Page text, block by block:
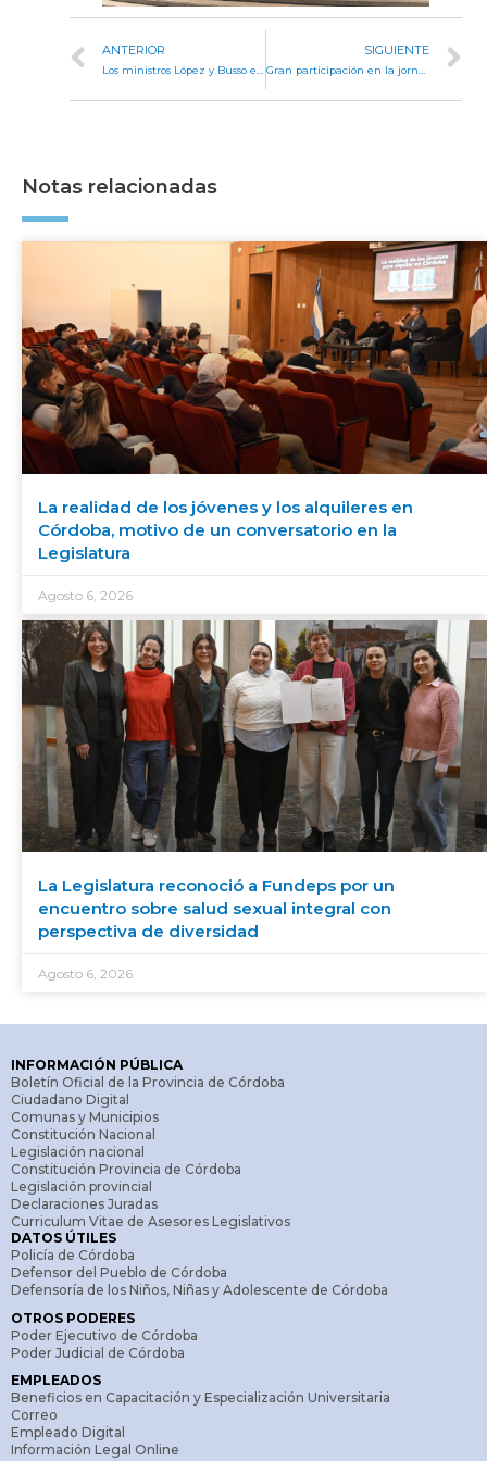
ANTERIOR
Los ministros López y Busso expusieron sobre Presupuesto 2021
SIGUIENTE
Gran participación en la jornada inicial del primer Foro de Poderes Legislativos
Notas relacionadas
La realidad de los jóvenes y los alquileres en
Córdoba, motivo de un conversatorio en la
Legislatura
Agosto 6, 2026
La Legislatura reconoció a Fundeps por un
encuentro sobre salud sexual integral con
perspectiva de diversidad
Agosto 6, 2026
INFORMACIÓN PÚBLICA
Boletín Oficial de la Provincia de Córdoba
Ciudadano Digital
Comunas y Municipios
Constitución Nacional
Legislación nacional
Constitución Provincia de Córdoba
Legislación provincial
Declaraciones Juradas
Curriculum Vitae de Asesores Legislativos
DATOS ÚTILES
Policía de Córdoba
Defensor del Pueblo de Córdoba
Defensoría de los Niños, Niñas y Adolescente de Córdoba
OTROS PODERES
Poder Ejecutivo de Córdoba
Poder Judicial de Córdoba
EMPLEADOS
Beneficios en Capacitación y Especialización Universitaria
Correo
Empleado Digital
Información Legal Online